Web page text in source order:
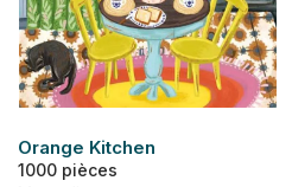
Orange Kitchen
1000 pièces